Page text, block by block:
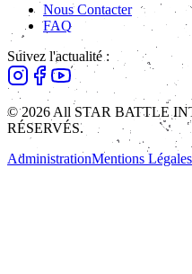
Nous Contacter
FAQ
Suivez l'actualité :
© 2026 All STAR BATTLE
RÉSERVÉS.
AdministrationMentions Légales